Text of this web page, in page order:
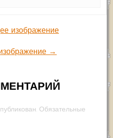
изображение
→
Обязательные